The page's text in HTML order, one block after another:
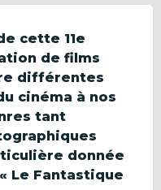
cette 11e
de films
différentes
cinéma à nos
tant
donnée
Le Fantastique